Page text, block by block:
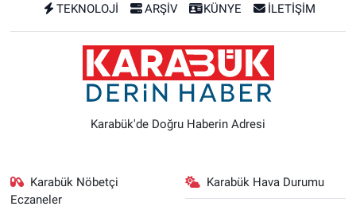
TEKNOLOJİ
ARŞİV KÜNYE İLETİŞİM
Karabük'de Doğru Haberin Adresi
Karabük Nöbetçi
Eczaneler
Karabük Hava Durumu